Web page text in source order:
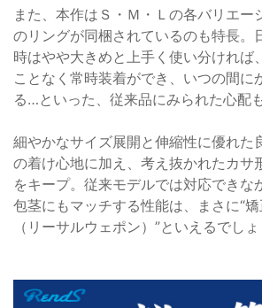
また、本作はＳ・Ｍ・Ｌの各バリエー
のリングが同梱されているのも特長。
時はやや大きめと上手く使い分ければ
ことなく常時装着ができ、いつの間に
る…といった、従来品にみられた心配
細やかなサイズ展開と伸縮性に優れた
の着け心地に加え、考え抜かれたカサ
をキープ。従来モデルでは対応できな
包茎にもマッチする性能は、まさに“
（リーサルウェポン）”といえるでしょ